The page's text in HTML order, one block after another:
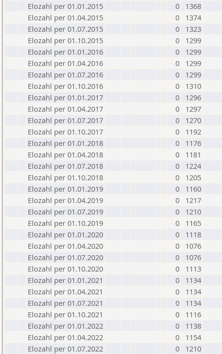
Elozahl per 01.01.2015
0
1368
Elozahl per 01.04.2015
0
1374
Elozahl per 01.07.2015
0
1323
Elozahl per 01.10.2015
0
1299
Elozahl per 01.01.2016
0
1299
Elozahl per 01.04.2016
0
1299
Elozahl per 01.07.2016
0
1299
Elozahl per 01.10.2016
0
1310
Elozahl per 01.01.2017
0
1296
Elozahl per 01.04.2017
0
1297
Elozahl per 01.07.2017
0
1270
Elozahl per 01.10.2017
0
1192
Elozahl per 01.01.2018
0
1176
Elozahl per 01.04.2018
0
1181
Elozahl per 01.07.2018
0
1224
Elozahl per 01.10.2018
0
1205
Elozahl per 01.01.2019
0
1160
Elozahl per 01.04.2019
0
1217
Elozahl per 01.07.2019
0
1210
Elozahl per 01.10.2019
0
1165
Elozahl per 01.01.2020
0
1118
Elozahl per 01.04.2020
0
1076
Elozahl per 01.07.2020
0
1076
Elozahl per 01.10.2020
0
1113
Elozahl per 01.01.2021
0
1134
Elozahl per 01.04.2021
0
1134
Elozahl per 01.07.2021
0
1134
Elozahl per 01.10.2021
0
1116
Elozahl per 01.01.2022
0
1138
Elozahl per 01.04.2022
0
1154
Elozahl per 01.07.2022
0
1210